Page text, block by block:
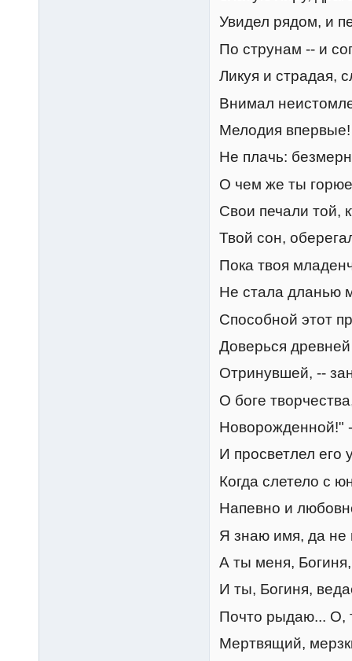
Увидел рядом, и
По струнам -- и
Ликуя и страдая,
Внимал
Мелодия впервые!
Не плачь:
О чем же ты
Свои печали той,
Твой сон,
Пока твоя
Не стала дланью
Способной этот
Доверься
Отринувшей, --
О боге
Новорожденной!"
И просветлел его
Когда слетело с
Напевно и
Я знаю имя, да не
А ты меня,
И ты, Богиня,
Почто рыдаю... О,
Мертвящий,